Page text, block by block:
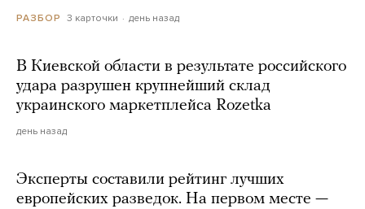
РАЗБОР 3 карточки день назад
В Киевской области в результате российского
удара разрушен крупнейший склад
украинского маркетплейса Rozetka
день назад
Эксперты составили рейтинг лучших
европейских разведок. На первом месте —